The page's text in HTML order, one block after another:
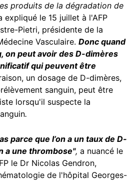
produits de la dégradation de
expliqué le 15 juillet à l'AFP
Pietri, présidente de la
Vasculaire. Donc quand
on peut avoir des D-dimères
qui peuvent être
un dosage de D-dimères,
sanguin, peut être
lorsqu'il suspecte la
.
parce que l’on a un taux de D-
a une thrombose", a nuancé le
le Dr Nicolas Gendron,
de l'hôpital Georges-